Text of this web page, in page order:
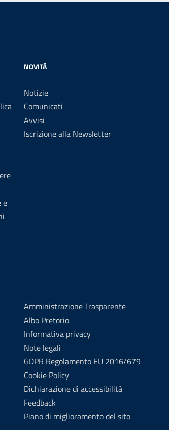
e
NOVITÀ
Notizie
Comunicati
Avvisi
Iscrizione alla Newsletter
Amministrazione Trasparente
Albo Pretorio
Informativa privacy
Note legali
GDPR Regolamento EU 2016/679
Cookie Policy
Dichiarazione di accessibilità
Feedback
Piano di miglioramento del sito